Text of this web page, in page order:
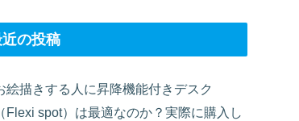
の投稿
絵描きする人に昇降機能付きデスク
（Flexi spot）は最適なのか？実際に購入し